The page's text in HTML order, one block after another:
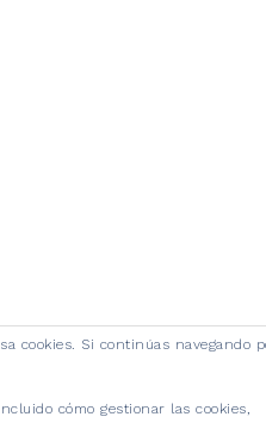
cookies. Si continúas navegando
cómo gestionar las cookies,